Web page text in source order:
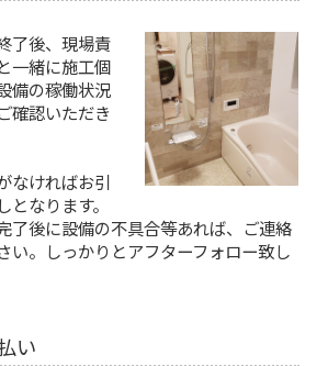
了後、現場責
一緒に施工個
備の稼働状況
確認いただき
なければお引
となります。
了後に設備の不具合等あれば、ご連絡
い。しっかりとアフターフォロー致し
い